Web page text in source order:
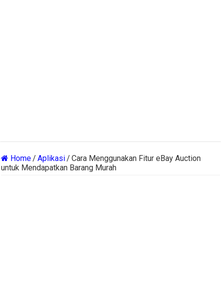
Home/ Aplikasi/ Cara Menggunakan Fitur eBay Auction
untuk Mendapatkan Barang Murah